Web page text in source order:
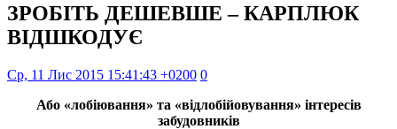
ЗРОБІТЬ ДЕШЕВШЕ – КАРПЛЮК
ВІДШКОДУЄ
Ср, 11 Лис 2015 15:41:43 +0200 0
Або «лобіювання» та «відлобійовування» інтересів
забудовників